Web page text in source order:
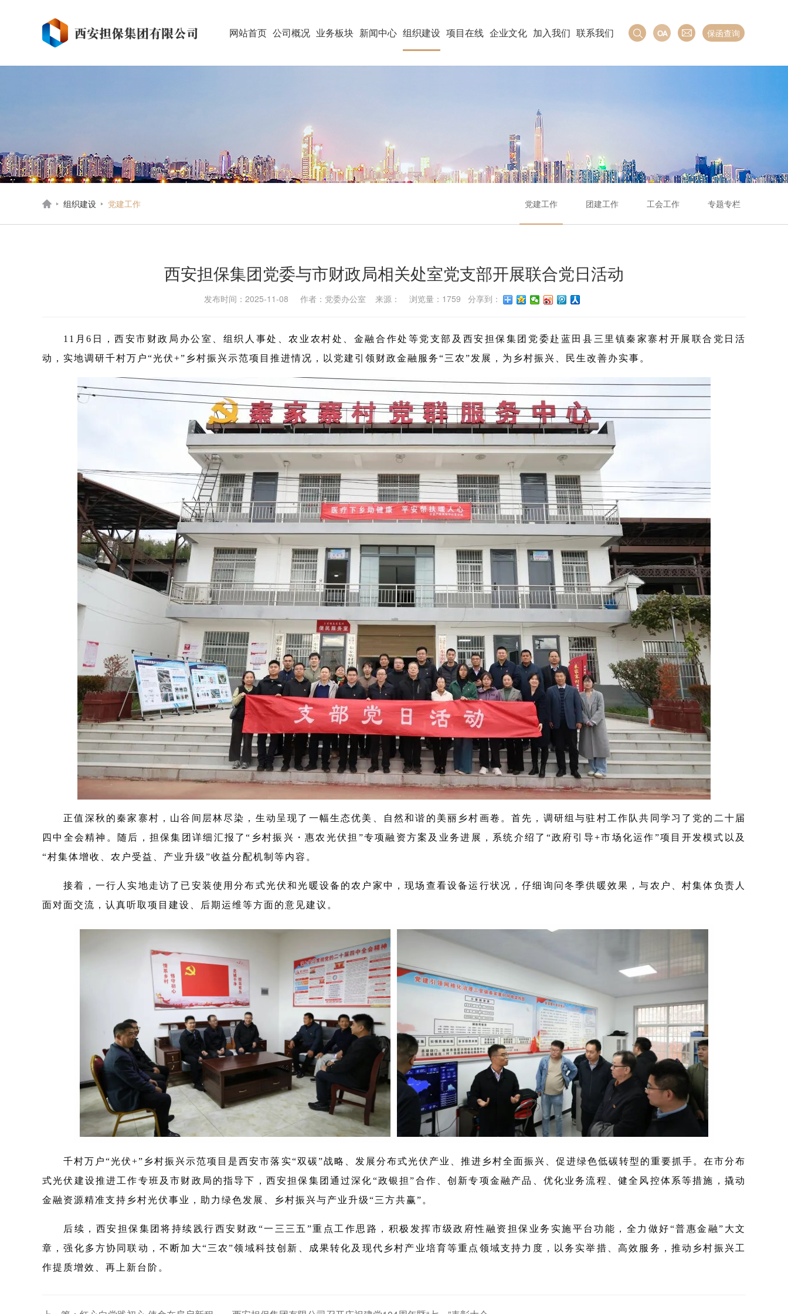
保函查询
网站首页 公司概况 业务板块 新闻中心 组织建设 项目在线 企业文化 加入我们 联系我们
组织建设 党建工作 党建工作 团建工作 工会工作 专题专栏
西安担保集团党委与市财政局相关处室党支部开展联合党日活动
发布时间：2025-11-08 作者：党委办公室 来源： 浏览量：1759 分享到：
11月6日，西安市财政局办公室、组织人事处、农业农村处、金融合作处等党支部及西安担保集团党委赴蓝田县三里镇秦家寨村开展联合党日活
动，实地调研千村万户“光伏+”乡村振兴示范项目推进情况，以党建引领财政金融服务“三农”发展，为乡村振兴、民生改善办实事。
正值深秋的秦家寨村，山谷间层林尽染，生动呈现了一幅生态优美、自然和谐的美丽乡村画卷。首先，调研组与驻村工作队共同学习了党的二十届
四中全会精神。随后，担保集团详细汇报了“乡村振兴・惠农光伏担”专项融资方案及业务进展，系统介绍了“政府引导+市场化运作”项目开发模式以及
“村集体增收、农户受益、产业升级”收益分配机制等内容。
接着，一行人实地走访了已安装使用分布式光伏和光暖设备的农户家中，现场查看设备运行状况，仔细询问冬季供暖效果，与农户、村集体负责人
面对面交流，认真听取项目建设、后期运维等方面的意见建议。
千村万户“光伏+”乡村振兴示范项目是西安市落实“双碳”战略、发展分布式光伏产业、推进乡村全面振兴、促进绿色低碳转型的重要抓手。在市分布
式光伏建设推进工作专班及市财政局的指导下，西安担保集团通过深化“政银担”合作、创新专项金融产品、优化业务流程、健全风控体系等措施，撬动
金融资源精准支持乡村光伏事业，助力绿色发展、乡村振兴与产业升级“三方共赢”。
后续，西安担保集团将持续践行西安财政“一三三五”重点工作思路，积极发挥市级政府性融资担保业务实施平台功能，全力做好“普惠金融”大文
章，强化多方协同联动，不断加大“三农”领域科技创新、成果转化及现代乡村产业培育等重点领域支持力度，以务实举措、高效服务，推动乡村振兴工
作提质增效、再上新台阶。